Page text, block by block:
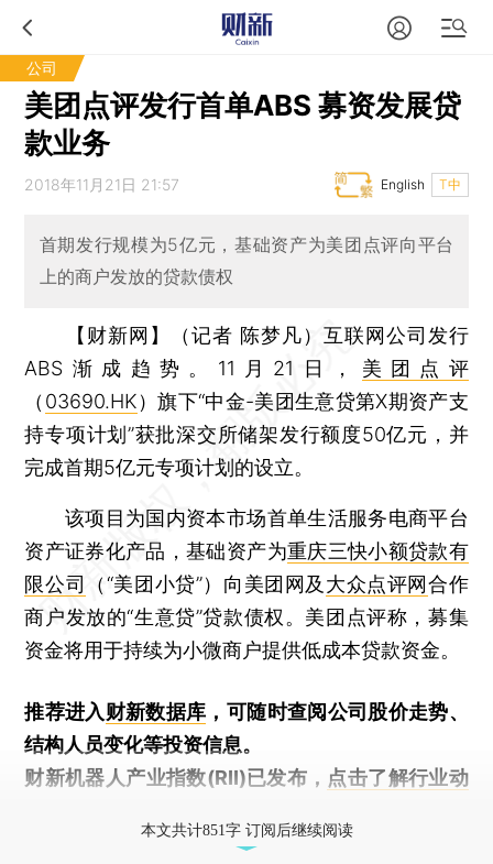
公司
美团点评发行首单ABS 募资发展贷
款业务
2018年11月21日 21:57 T中
English
首期发行规模为5亿元，基础资产为美团点评向平台
上的商户发放的贷款债权
【财新网】（记者 陈梦凡） 互联网公司发行
ABS渐成趋势。11月21日， 美团点评
（ 03690.HK）旗下“中金-美团生意贷第X期资产支
持专项计划”获批深交所储架发行额度50亿元，并
完成首期5亿元专项计划的设立。
该项目为国内资本市场首单生活服务电商平台
资产证券化产品，基础资产为重庆三快小额贷款有
限公司
（“美团小贷”）向美团网及 大众点评网合作
商户发放的“生意贷”贷款债权。美团点评称，募集
资金将用于持续为小微商户提供低成本贷款资金。
推荐进入财新数据库 ，可随时查阅公司股价走势、
结构人员变化等投资信息。
财新机器人产业指数(RII)已发布， 点击了解行业动
本文共计851字 订阅后继续阅读